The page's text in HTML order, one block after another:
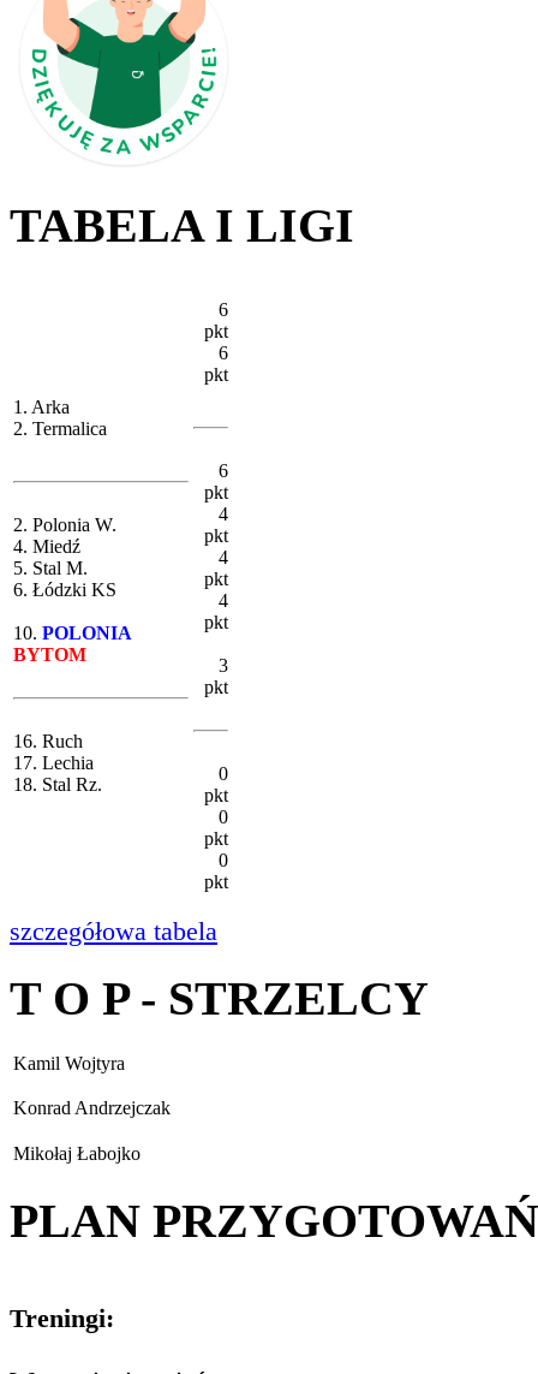
TABELA I LIGI
1. Arka
2. Termalica
2. Polonia W.
4. Miedź
5. Stal M.
6. Łódzki KS
10. POLONIA
BYTOM
16. Ruch
17. Lechia
18. Stal Rz.
6
pkt
6
pkt
6
pkt
4
pkt
4
pkt
4
pkt
3
pkt
0
pkt
0
pkt
0
pkt
szczegółowa tabela
T O P - STRZELCY
Kamil Wojtyra
Konrad Andrzejczak
Mikołaj Łabojko
PLAN PRZYGOTOWAŃ
Treningi: